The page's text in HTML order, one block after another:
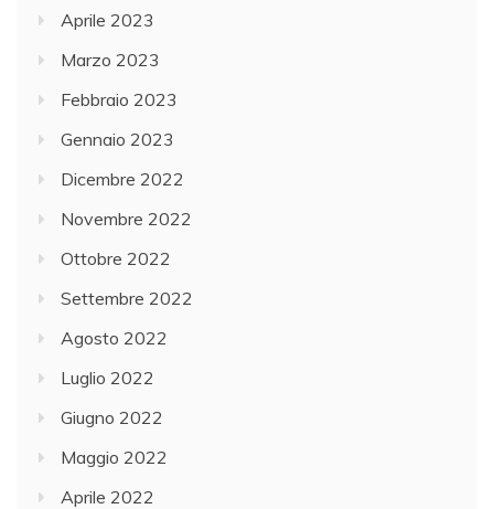
Aprile 2023
Marzo 2023
Febbraio 2023
Gennaio 2023
Dicembre 2022
Novembre 2022
Ottobre 2022
Settembre 2022
Agosto 2022
Luglio 2022
Giugno 2022
Maggio 2022
Aprile 2022